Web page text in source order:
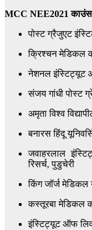
MCC NEE2021
पोस्ट ग्रैजुएट
क्रिश्चन मेडिकल
नेशनल इंस्टिट्यूट
संजय गांधी पोस्ट
अमृता विश्व
बनारस हिंदू
जवाहरलाल
रिसर्च, पुडुचेरी
किंग जॉर्ज मेडिकल
कस्तूरबा मेडिकल
इंस्टिट्यूट ऑफ